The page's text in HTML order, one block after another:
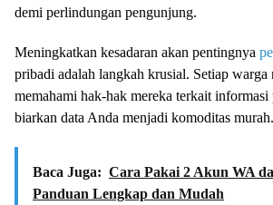
demi perlindungan pengunjung.
Meningkatkan kesadaran akan pentingnya
pribadi adalah langkah krusial. Setiap warga
memahami hak-hak mereka terkait informasi
biarkan data Anda menjadi komoditas murah.
Baca Juga: Cara Pakai 2 Akun WA
Panduan Lengkap dan Mudah